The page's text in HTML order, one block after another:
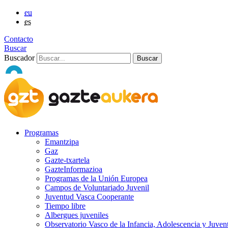
eu
es
Contacto
Buscar
Buscador
Programas
Emantzipa
Gaz
Gazte-txartela
GazteInformazioa
Programas de la Unión Europea
Campos de Voluntariado Juvenil
Juventud Vasca Cooperante
Tiempo libre
Albergues juveniles
Observatorio Vasco de la Infancia, Adolescencia y